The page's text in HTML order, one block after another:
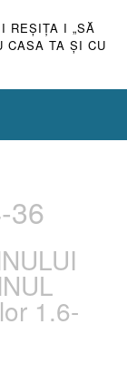
I REŞIŢA I „SĂ
CASA TA ŞI CU
36
1.6-